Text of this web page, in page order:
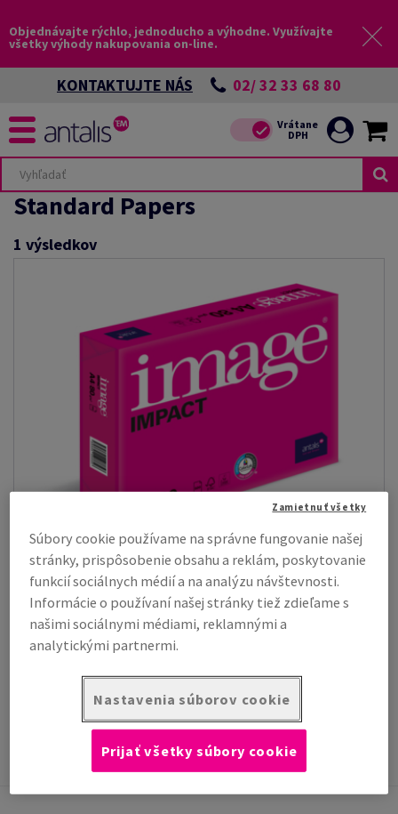
Objednávajte rýchlo, jednoducho a výhodne. Využívajte
všetky výhody nakupovania on-line.
KONTAKTUJTE NÁS 02/ 32 33 68 80
Standard Papers
1 výsledkov
Image Impact
Vysokokvalitný, ultra biely, hladký kopírovací papier. Vďaka
výbornej farebnej kontrast...
Zobraziť produkty(5)
Papiere, Grafické kartóny, Obálky
Standard Papers
Súbory cookie používame na správne fungovanie našej
stránky, prispôsobenie obsahu a reklám, poskytovanie
funkcií sociálnych médií a na analýzu návštevnosti.
Informácie o používaní našej stránky tiež zdieľame s
našimi sociálnymi médiami, reklamnými a
analytickými partnermi.
Nastavenia súborov cookie
Zamietnuť všetky
Prijať všetky súbory cookie